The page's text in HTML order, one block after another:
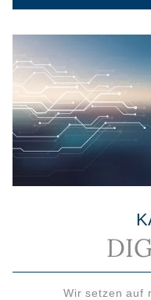
Wir setzen auf